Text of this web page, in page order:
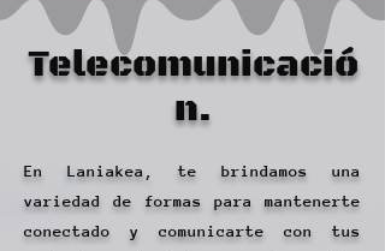
Telecomunicació
n.
En Laniakea, te brindamos una
variedad de formas para mantenerte
conectado y comunicarte con tus